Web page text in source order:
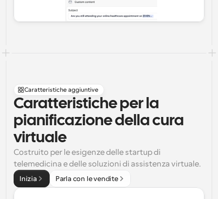
Caratteristiche aggiuntive
Caratteristiche per la
pianificazione della cura
virtuale
Costruito per le esigenze delle startup di
telemedicina e delle soluzioni di assistenza virtuale.
Inizia Parla con le vendite